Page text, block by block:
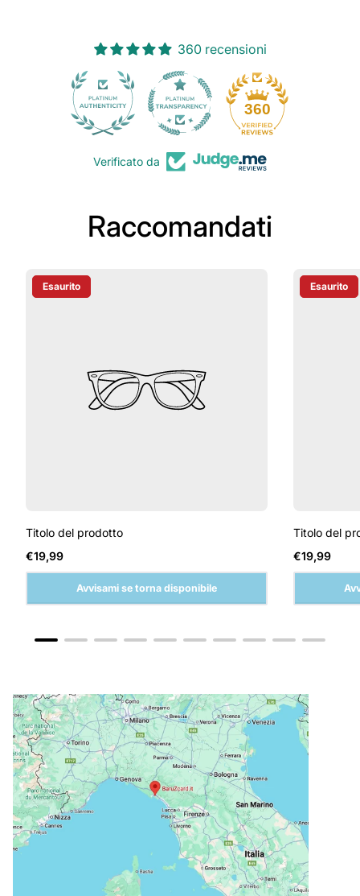
360 recensioni
360
Verificato da
Raccomandati
Etichetta Del Prodotto:
Esaurito
Titolo del prodotto
Prezzo
normale
€19,99
Avvisami se torna disponibile
Etichetta
Esaurito
Titolo del
Prezzo
normale
€19,99